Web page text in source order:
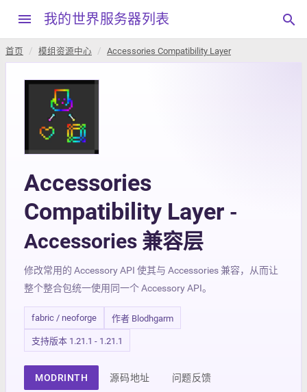
menu 我的世界服务器列表 search
首页 模组资源中心 Accessories Compatibility Layer
Accessories
Compatibility Layer -
Accessories 兼容层
修改常用的 Accessory API 使其与 Accessories 兼容，从而让
整个整合包统一使用同一个 Accessory API。
fabric / neoforge 作者 Blodhgarm
支持版本 1.21.1 - 1.21.1
MODRINTH 源码地址 问题反馈